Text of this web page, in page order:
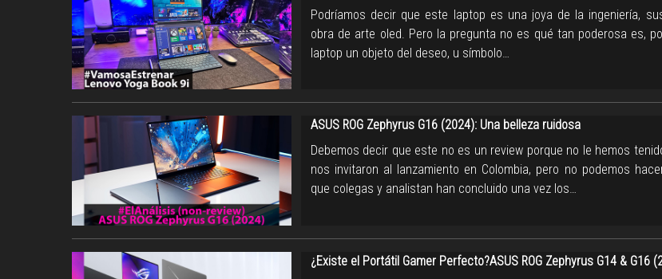
Podríamos decir que este laptop es una joya de la ingeniería,
obra de arte oled. Pero la pregunta no es qué tan poderosa es,
laptop un objeto del deseo, u símbolo…
ASUS ROG Zephyrus G16 (2024): Una belleza ruidosa
Debemos decir que este no es un review porque no le hemos
nos invitaron al lanzamiento en Colombia, pero no podemos
que colegas y analistan han concluido una vez los…
¿Existe el Portátil Gamer Perfecto?ASUS ROG Zephyrus G14 & G16